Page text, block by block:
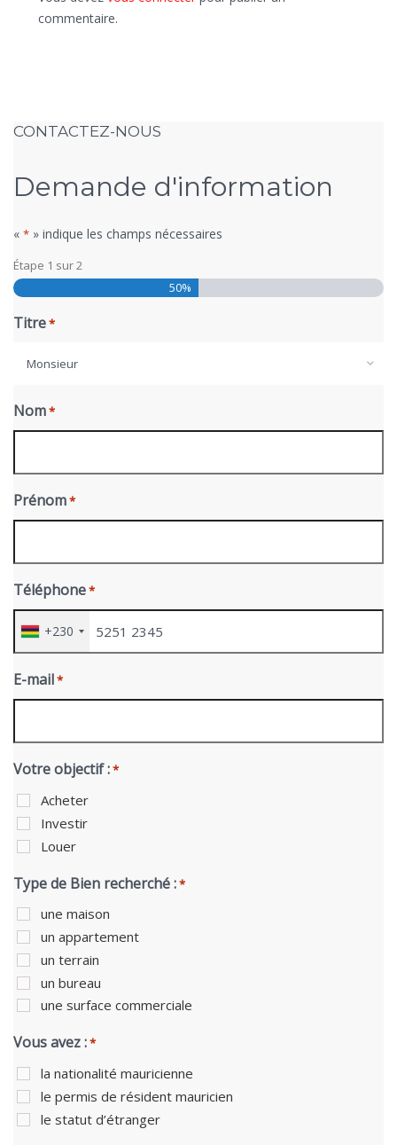
commentaire.
CONTACTEZ-NOUS
Demande d'information
« * » indique les champs nécessaires
Étape 1 sur2
50%
Titre*
Monsieur
Nom*
Prénom*
Téléphone*
+230
E-mail*
Votre objectif :*
Acheter
Investir
Louer
Type de Bien recherché :*
une maison
un appartement
un terrain
un bureau
une surface commerciale
Vous avez :*
la nationalité mauricienne
le permis de résident mauricien
le statut d’étranger